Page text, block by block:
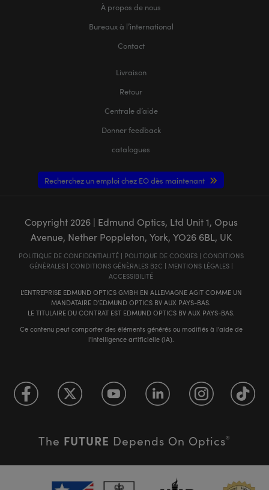
À propos de nous
Bureaux à l’international
Contact
Livraison
Retour
Centrale d’aide
Donner feedback
catalogues
Recherchez un emploi chez EO dès maintenant
Copyright 2026| Edmund Optics, Ltd Unit 1, Opus
Avenue, Nether Poppleton, York, YO26 6BL, UK
POLITIQUE DE CONFIDENTIALITÉ| POLITIQUE DE COOKIES| CONDITIONS
GÉNÈRALES| CONDITIONS GÉNÈRALES B2C | MENTIONS LÉGALES|
ACCESSIBILITÉ
L'ENTREPRISE EDMUND OPTICS GMBH EN ALLEMAGNE AGIT COMME UN
MANDATAIRE D'EDMUND OPTICS BV AUX PAYS-BAS.
LE TITULAIRE DU CONTRAT EST EDMUND OPTICS BV AUX PAYS-BAS.
Ce contenu peut comporter des éléments générés ou modifiés à l'aide de
l'intelligence artificielle (IA).
The FUTURE Depends On Optics®